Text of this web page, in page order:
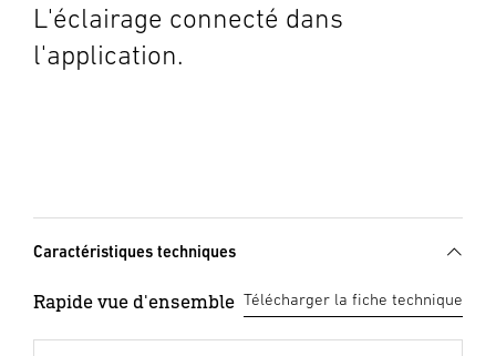
L'éclairage connecté dans
l'application.
Caractéristiques techniques
Rapide vue d'ensemble Télécharger la fiche technique